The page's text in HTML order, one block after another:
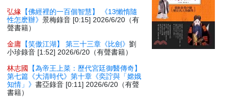
弘緣 【佛經裡的一百個智慧】 《13懶惰隨
性怎麽辦》景梅錄音 [0:15] 2026/6/20（有
聲書籍）
金庸 【笑傲江湖】 第三十三章《比劍》劉
小珍錄音 [1:52] 2026/6/20（有聲書籍）
林志國
【為帝王上菜：歷代宮廷御醫傳奇】
第七篇《大清時代》第十章《奕詝與「嫦娥
知情」》書亞錄音 [0:11] 2026/6/20（有聲
書籍）